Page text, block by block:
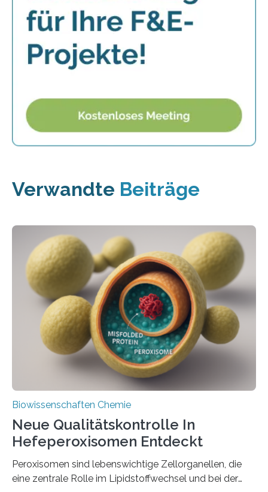
Verwandte Beiträge
Biowissenschaften Chemie
Neue Qualitätskontrolle In
Hefeperoxisomen Entdeckt
Peroxisomen sind lebenswichtige Zellorganellen, die
eine zentrale Rolle im Lipidstoffwechsel und bei der